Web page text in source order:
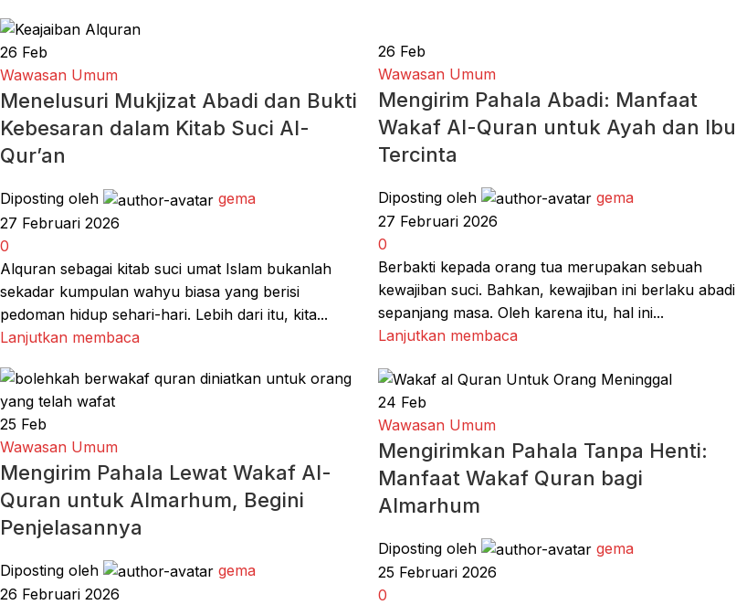
26 Feb
Wawasan Umum
Menelusuri Mukjizat Abadi dan Bukti
Kebesaran dalam Kitab Suci Al-
Qur’an
Diposting oleh
gema
27 Februari 2026
0
Alquran sebagai kitab suci umat Islam bukanlah
sekadar kumpulan wahyu biasa yang berisi
pedoman hidup sehari-hari. Lebih dari itu, kita...
Lanjutkan membaca
26 Feb
Wawasan Umum
Mengirim Pahala Abadi: Manfaat
Wakaf Al-Quran untuk Ayah dan Ibu
Tercinta
Diposting oleh
gema
27 Februari 2026
0
Berbakti kepada orang tua merupakan sebuah
kewajiban suci. Bahkan, kewajiban ini berlaku abadi
sepanjang masa. Oleh karena itu, hal ini...
Lanjutkan membaca
25 Feb
Wawasan Umum
Mengirim Pahala Lewat Wakaf Al-
Quran untuk Almarhum, Begini
Penjelasannya
Diposting oleh
gema
26 Februari 2026
24 Feb
Wawasan Umum
Mengirimkan Pahala Tanpa Henti:
Manfaat Wakaf Quran bagi
Almarhum
Diposting oleh
gema
25 Februari 2026
0